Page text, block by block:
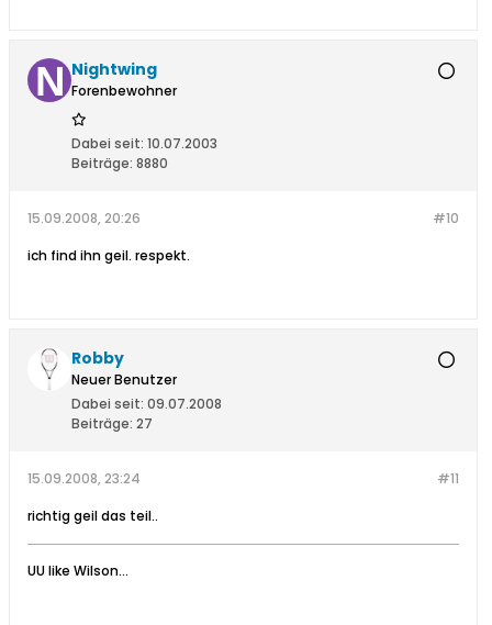
Nightwing
Forenbewohner
Dabei seit: 10.07.2003
Beiträge: 8880
#10
15.09.2008, 20:26
ich find ihn geil. respekt.
Robby
Neuer Benutzer
Dabei seit: 09.07.2008
Beiträge: 27
#11
15.09.2008, 23:24
richtig geil das teil..
UU like Wilson...